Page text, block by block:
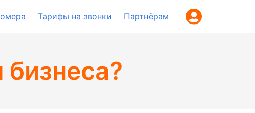
Тарифы на звонки Партнёрам